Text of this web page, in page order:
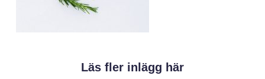
Läs fler inlägg här